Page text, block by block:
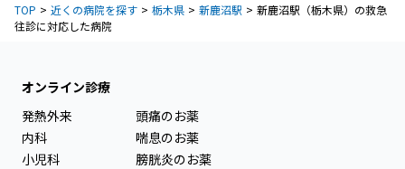
TOP 近くの病院を探す 栃木県 新鹿沼駅
新鹿沼駅（栃木県）の救急
往診に対応した病院
オンライン診療
発熱外来
内科
小児科
頭痛のお薬
喘息のお薬
膀胱炎のお薬